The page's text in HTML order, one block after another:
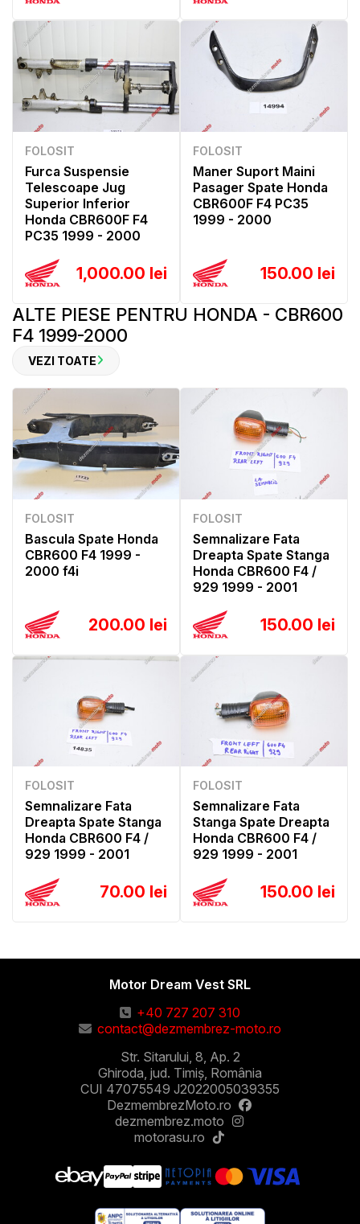
FOLOSIT
Furca Suspensie
Telescoape Jug
Superior Inferior
Honda CBR600F F4
PC35 1999 - 2000
1,000.00 lei
FOLOSIT
Maner Suport Maini
Pasager Spate Honda
CBR600F F4 PC35
1999 - 2000
150.00 lei
ALTE PIESE PENTRU HONDA - CBR600
F4 1999-2000
VEZI TOATE
FOLOSIT
Bascula Spate Honda
CBR600 F4 1999 -
2000 f4i
200.00 lei
FOLOSIT
Semnalizare Fata
Dreapta Spate Stanga
Honda CBR600 F4 /
929 1999 - 2001
150.00 lei
FOLOSIT
Semnalizare Fata
Dreapta Spate Stanga
Honda CBR600 F4 /
929 1999 - 2001
70.00 lei
FOLOSIT
Semnalizare Fata
Stanga Spate Dreapta
Honda CBR600 F4 /
929 1999 - 2001
150.00 lei
Motor Dream Vest SRL
+40 727 207 310
contact@dezmembrez-moto.ro
Str. Sitarului, 8, Ap. 2
Ghiroda, jud. Timiș, România
CUI 47075549 J2022005039355
DezmembrezMoto.ro
dezmembrez.moto
motorasu.ro